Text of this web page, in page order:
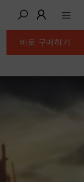
바로 구매하기